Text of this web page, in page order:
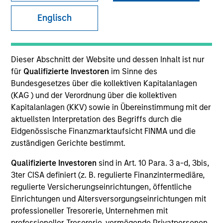
Englisch
Dieser Abschnitt der Website und dessen Inhalt ist nur
für Qualifizierte Investoren im Sinne des
Bundesgesetzes über die kollektiven Kapitalanlagen
(KAG ) und der Verordnung über die kollektiven
Kapitalanlagen (KKV) sowie in Übereinstimmung mit der
aktuellsten Interpretation des Begriffs durch die
Eidgenössische Finanzmarktaufsicht FINMA und die
zuständigen Gerichte bestimmt.
Qualifizierte Investoren sind in Art. 10 Para. 3 a-d, 3bis,
3ter CISA definiert (z. B. regulierte Finanzintermediäre,
regulierte Versicherungseinrichtungen, öffentliche
Einrichtungen und Altersversorgungseinrichtungen mit
professioneller Tresorerie, Unternehmen mit
Morgan Stanley
Morgan Stanley Careers
Dieses Dokument ist ein Marketingdokument.
Nutzer müssen die Nutzungsbedingungen lesen und
akzeptieren, da in diesen bestimmte gesetzliche und
regulatorische Auflagen enthalten sind, die für die Verbreitung
von Informationen zu den Anlageprodukten von Morgan Stanley